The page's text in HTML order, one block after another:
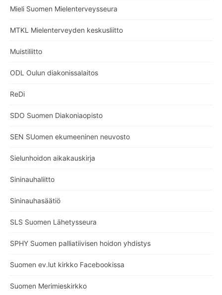
Mieli Suomen Mielenterveysseura
MTKL Mielenterveyden keskusliitto
Muistiliitto
ODL Oulun diakonissalaitos
ReDi
SDO Suomen Diakoniaopisto
SEN SUomen ekumeeninen neuvosto
Sielunhoidon aikakauskirja
Sininauhaliitto
Sininauhasäätiö
SLS Suomen Lähetysseura
SPHY Suomen palliatiivisen hoidon yhdistys
Suomen ev.lut kirkko Facebookissa
Suomen Merimieskirkko